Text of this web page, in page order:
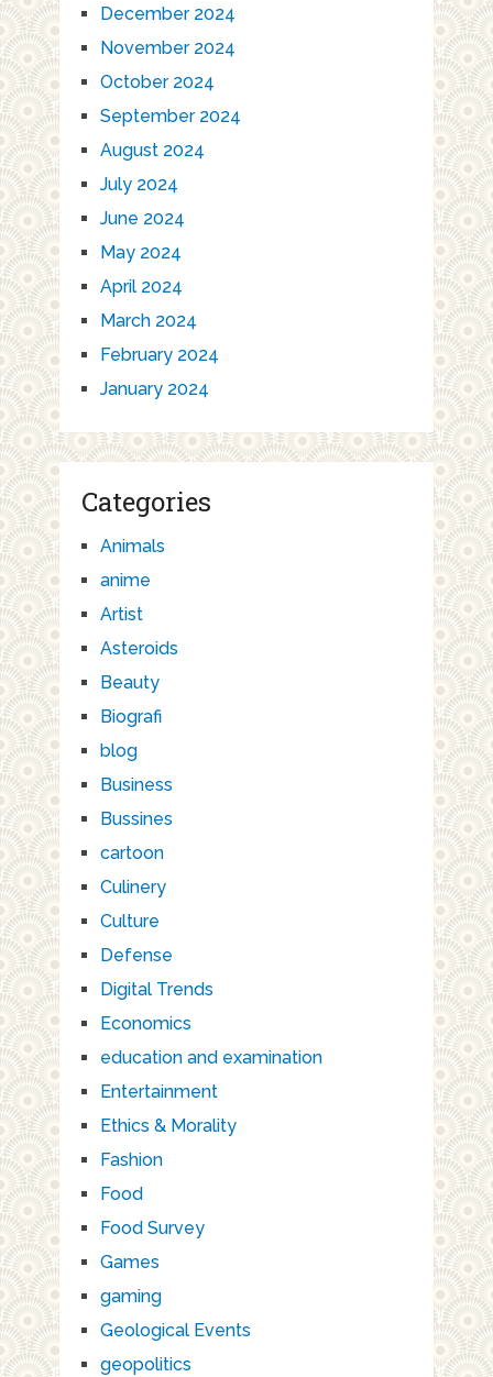
December 2024
November 2024
October 2024
September 2024
August 2024
July 2024
June 2024
May 2024
April 2024
March 2024
February 2024
January 2024
Categories
Animals
anime
Artist
Asteroids
Beauty
Biografi
blog
Business
Bussines
cartoon
Culinery
Culture
Defense
Digital Trends
Economics
education and examination
Entertainment
Ethics & Morality
Fashion
Food
Food Survey
Games
gaming
Geological Events
geopolitics